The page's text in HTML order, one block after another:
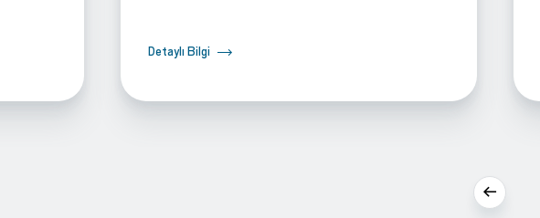
Detaylı Bilgi